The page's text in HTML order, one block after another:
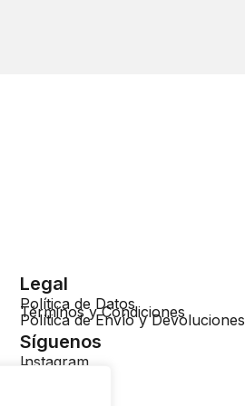
Legal
Política de Datos
Términos y Condiciones
Política de Envío y Devoluciones
Síguenos
Instagram
Facebook